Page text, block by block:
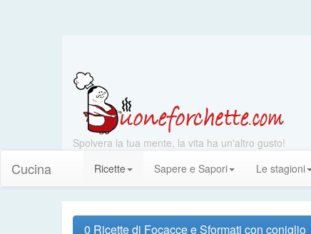
Spolvera la tua mente, la vita ha un'altro gusto!
Cucina Ricette Sapere e Sapori Le stagioni
0 Ricette di Focacce e Sformati con coniglio